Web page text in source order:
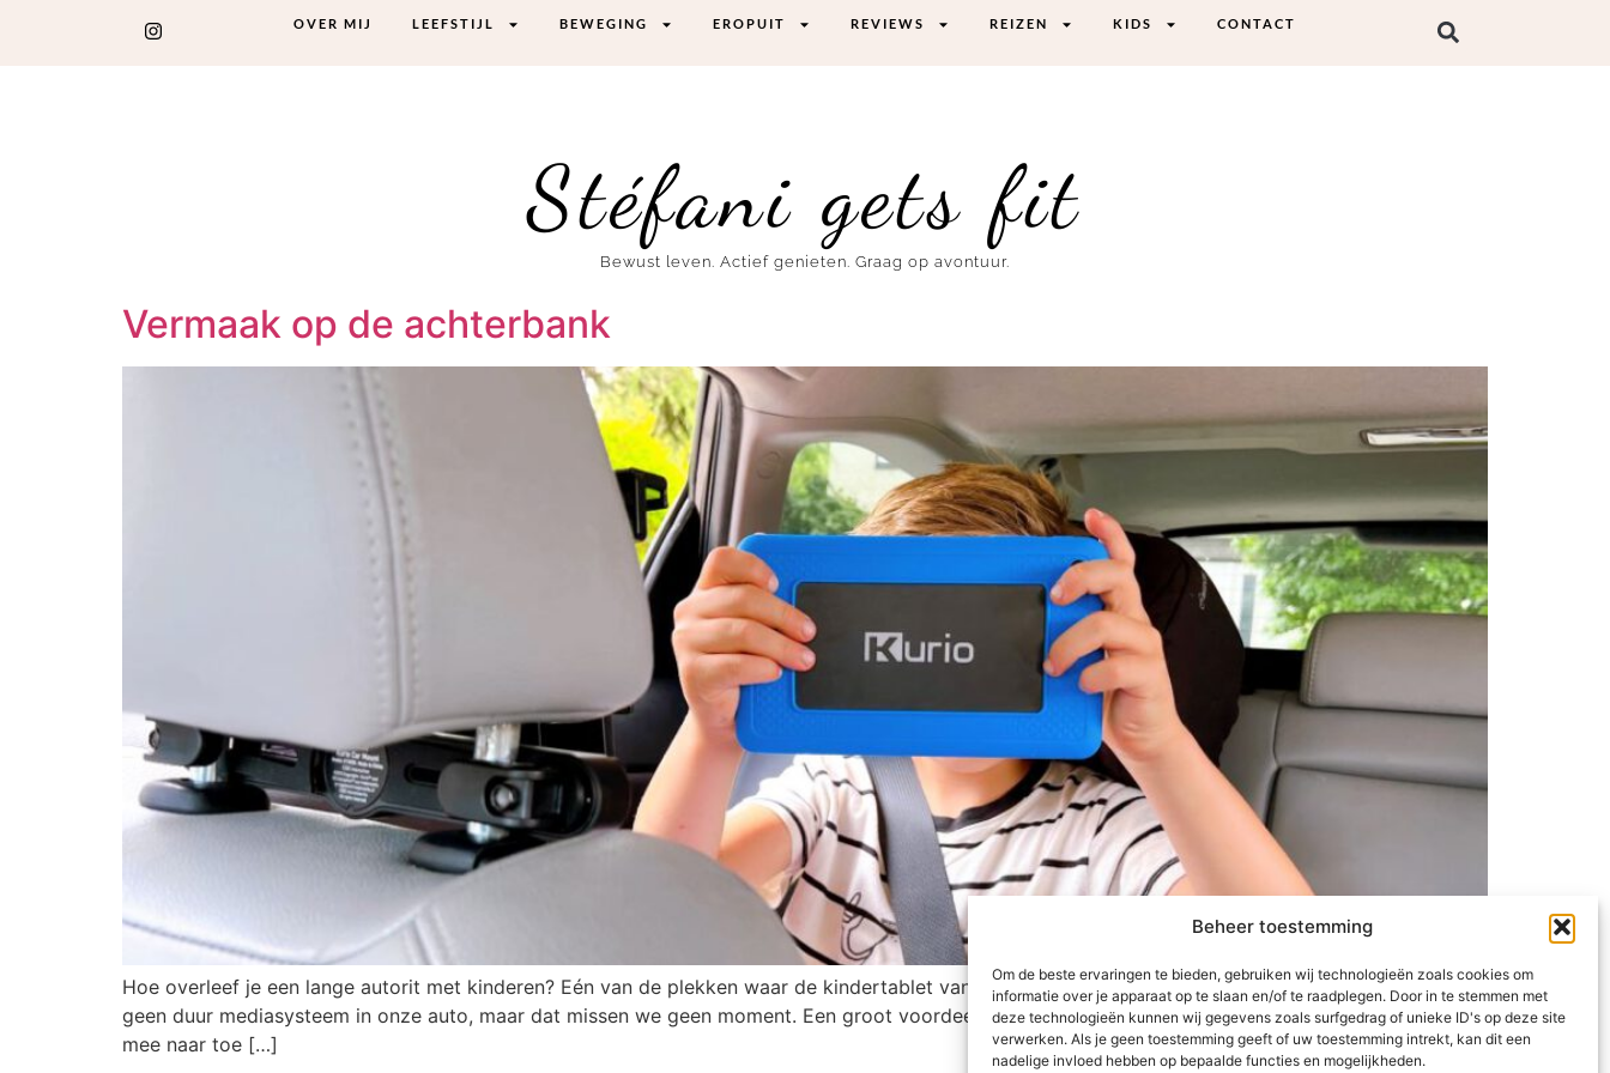
Beheer toestemming
Om de beste ervaringen te bieden, gebruiken wij technologieën zoals cookies om
informatie over je apparaat op te slaan en/of te raadplegen. Door in te stemmen met
deze technologieën kunnen wij gegevens zoals surfgedrag of unieke ID's op deze site
verwerken. Als je geen toestemming geeft of uw toestemming intrekt, kan dit een
nadelige invloed hebben op bepaalde functies en mogelijkheden.
OVER MIJ LEEFSTIJL BEWEGING EROPUIT REVIEWS REIZEN KIDS CONTACT
Stéfani gets fit
Bewust leven. Actief genieten. Graag op avontuur.
Vermaak op de achterbank
Hoe overleef je een lange autorit met kinderen? Eén van de plekken waar de kindertablet van Kurio goed van pas komt, is in de auto. We hebben
geen duur mediasysteem in onze auto, maar dat missen we geen moment. Een groot voordeel van een tablet vind ik dat je hem eenvoudig overal
mee naar toe […]